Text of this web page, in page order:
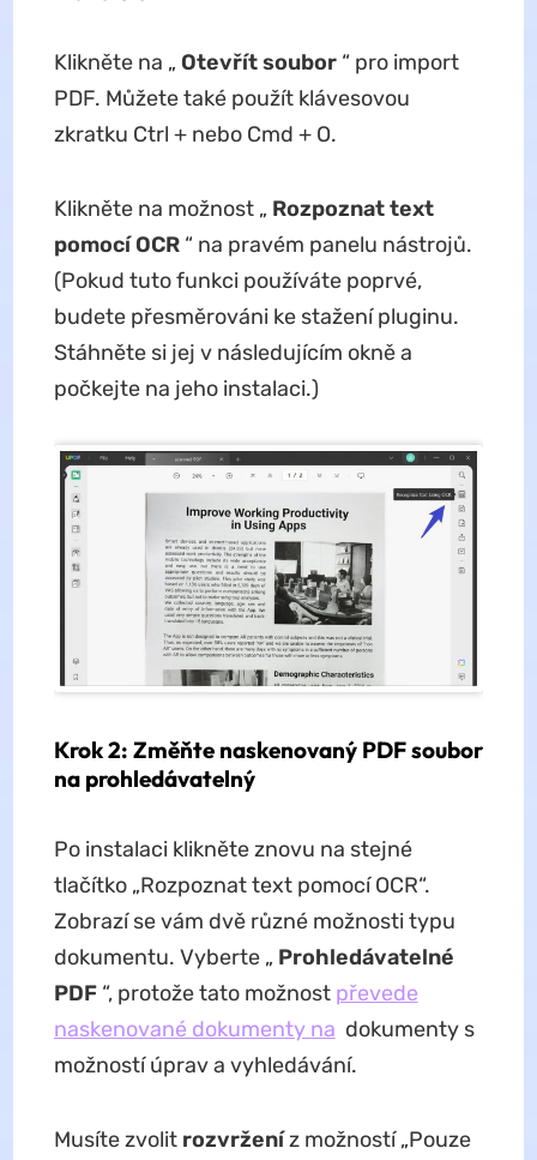
Klikněte na „ Otevřít soubor“ pro import
PDF. Můžete také použít klávesovou
zkratku Ctrl + nebo Cmd + O.
Klikněte na možnost „ Rozpoznat text
pomocí OCR“ na pravém panelu nástrojů.
(Pokud tuto funkci používáte poprvé,
budete přesměrováni ke stažení pluginu.
Stáhněte si jej v následujícím okně a
počkejte na jeho instalaci.)
Krok 2: Změňte naskenovaný PDF soubor
na prohledávatelný
Po instalaci klikněte znovu na stejné
tlačítko „Rozpoznat text pomocí OCR“.
Zobrazí se vám dvě různé možnosti typu
dokumentu. Vyberte „ Prohledávatelné
PDF“, protože tato možnost převede
naskenované dokumenty na dokumenty s
možností úprav a vyhledávání.
Musíte zvolit rozvrženíz možností „Pouze